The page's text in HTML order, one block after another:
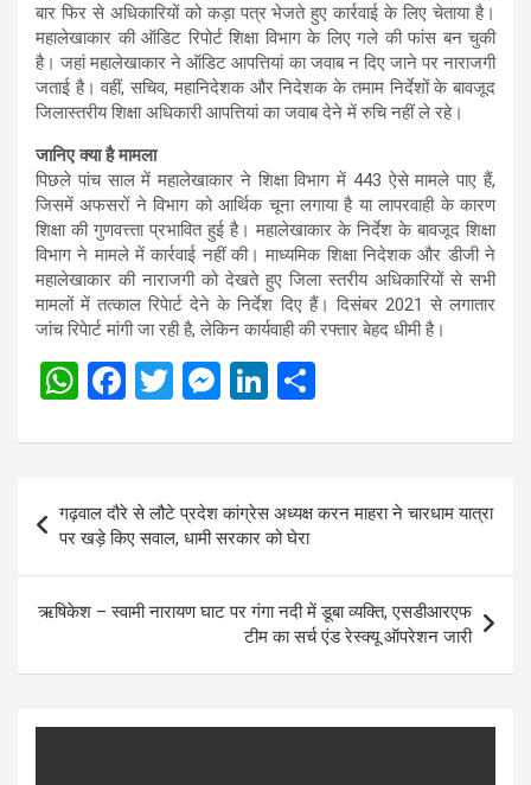
बार फिर से अधिकारियों को कड़ा पत्र भेजते हुए कार्रवाई के लिए चेताया है।
महालेखाकार की ऑडिट रिपोर्ट शिक्षा विभाग के लिए गले की फांस बन चुकी
है। जहां महालेखाकार ने ऑडिट आपत्तियां का जवाब न दिए जाने पर नाराजगी
जताई है। वहीं, सचिव, महानिदेशक और निदेशक के तमाम निर्देशों के बावजूद
जिलास्तरीय शिक्षा अधिकारी आपत्तियां का जवाब देने में रुचि नहीं ले रहे।
जानिए क्या है मामला
पिछले पांच साल में महालेखाकार ने शिक्षा विभाग में 443 ऐसे मामले पाए हैं,
जिसमें अफसरों ने विभाग को आर्थिक चूना लगाया है या लापरवाही के कारण
शिक्षा की गुणवत्त्ता प्रभावित हुई है। महालेखाकार के निर्देश के बावजूद शिक्षा
विभाग ने मामले में कार्रवाई नहीं की। माध्यमिक शिक्षा निदेशक और डीजी ने
महालेखाकार की नाराजगी को देखते हुए जिला स्तरीय अधिकारियों से सभी
मामलों में तत्काल रिपेार्ट देने के निर्देश दिए हैं। दिसंबर 2021 से लगातार
जांच रिपेार्ट मांगी जा रही है, लेकिन कार्यवाही की रफ्तार बेहद धीमी है।
W
at
A
p
p
F
ce
b
o
o
k
T
tt
er
M
se
n
g
er
Li
ke
n
ar
navigation
गढ़वाल दौरे से लौटे प्रदेश कांग्रेस अध्यक्ष करन माहरा ने चारधाम यात्रा
पर खड़े किए सवाल, धामी सरकार को घेरा
ऋषिकेश – स्वामी नारायण घाट पर गंगा नदी में डूबा व्यक्ति, एसडीआरएफ
टीम का सर्च एंड रेस्क्यू ऑपरेशन जारी